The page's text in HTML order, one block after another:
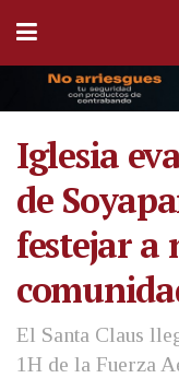
Iglesia
de
festejar a
El Santa Claus
1H de la Fuerza